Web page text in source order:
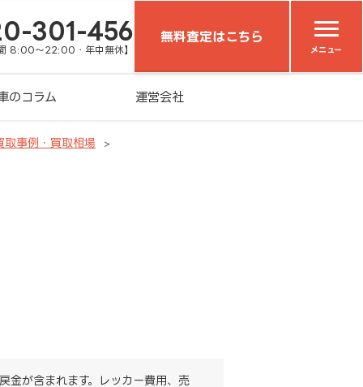
301-456
8:00～22:00・年中無休】
無料査定はこちら
メニュー
のコラム 運営会社
取事例・買取相場
金が含まれます。レッカー費用、売